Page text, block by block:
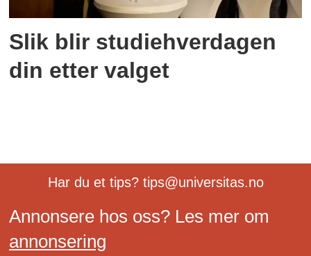
Slik blir studiehverdagen
din etter valget
Har du et tips? tips@universitas.no
Annonsere hos oss? Les mer om
annonsering